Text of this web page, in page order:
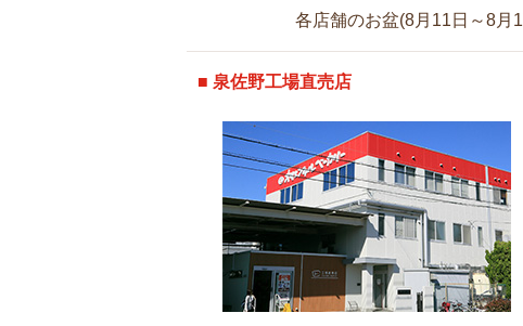
各店舗のお盆(8月11日～8月
■ 泉佐野工場直売店